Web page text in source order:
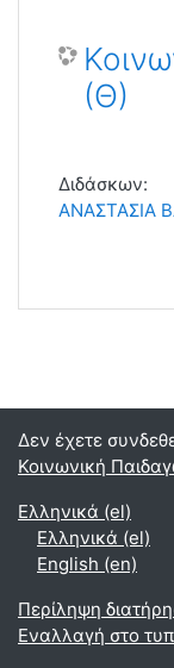
(Θ)
Διδάσκων:
ΑΝΑΣΤΑΣΙΑ
Δεν έχετε
Κοινωνική
Ελληνικά ‎(el)‎
Ελληνικά ‎(el)‎
English ‎(en)‎
Περίληψη
Εναλλαγή στο